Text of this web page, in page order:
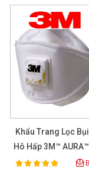
Khẩu trang y
202204010854
XEM CHI TIẾT
Khẩu Trang Lọc
Hô Hấp 3M™
Rating:
100%